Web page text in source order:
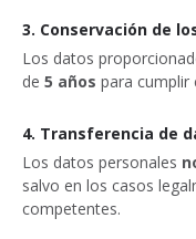
3. Conservación de
Los datos
de 5 años para cumplir
4. Transferencia de
Los datos personales
salvo en los casos
competentes.